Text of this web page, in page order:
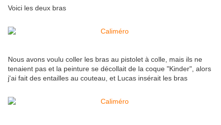
Voici les deux bras
Nous avons voulu coller les bras au pistolet à colle, mais ils ne
tenaient pas et la peinture se décollait de la coque "Kinder", alors
j'ai fait des entailles au couteau, et Lucas insérait les bras